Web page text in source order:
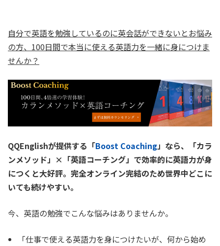
自分で英語を勉強しているのに英会話ができないとお悩み
の方、100日間で本当に使える英語力を一緒に身につけま
せんか？
QQEnglishが提供する「Boost Coaching」なら、「カラ
ンメソッド」×「英語コーチング」で効率的に英語力が身
につくと大好評。完全オンライン完結のため世界中どこに
いても続けやすい。
今、英語の勉強でこんな悩みはありませんか。
「仕事で使える英語力を身につけたいが、何から始め